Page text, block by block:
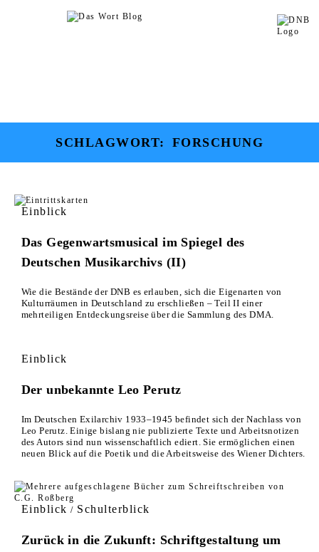
SCHLAGWORT: FORSCHUNG
Einblick
Das Gegenwartsmusical im Spiegel des
Deutschen Musikarchivs (II)
Wie die Bestände der DNB es erlauben, sich die Eigenarten von
Kulturräumen in Deutschland zu erschließen – Teil II einer
mehrteiligen Entdeckungsreise über die Sammlung des DMA.
Einblick
Der unbekannte Leo Perutz
Im Deutschen Exilarchiv 1933–1945 befindet sich der Nachlass von
Leo Perutz. Einige bislang nie publizierte Texte und Arbeitsnotizen
des Autors sind nun wissenschaftlich ediert. Sie ermöglichen einen
neuen Blick auf die Poetik und die Arbeitsweise des Wiener Dichters.
Einblick / Schulterblick
Zurück in die Zukunft: Schriftgestaltung um